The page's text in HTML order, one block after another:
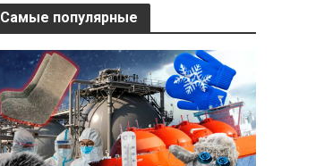
Самые популярные